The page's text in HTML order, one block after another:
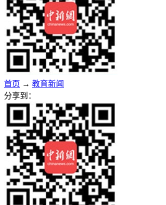
首页 → 教育新闻
分享到：